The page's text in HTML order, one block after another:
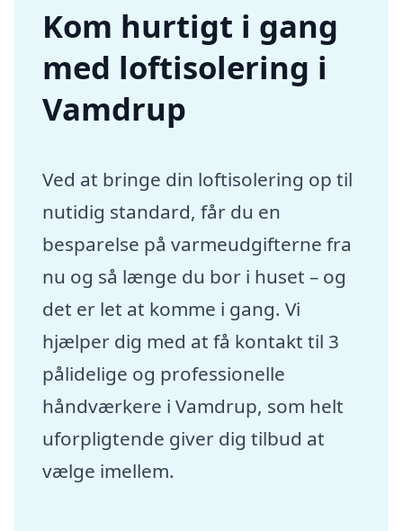
Kom hurtigt i gang
med loftisolering i
Vamdrup
Ved at bringe din loftisolering op til
nutidig standard, får du en
besparelse på varmeudgifterne fra
nu og så længe du bor i huset – og
det er let at komme i gang. Vi
hjælper dig med at få kontakt til 3
pålidelige og professionelle
håndværkere i Vamdrup, som helt
uforpligtende giver dig tilbud at
vælge imellem.